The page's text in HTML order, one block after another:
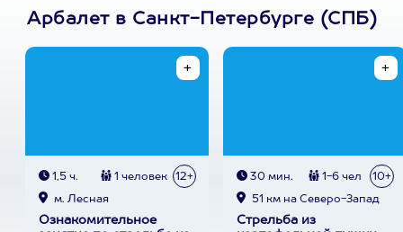
Арбалет в Санкт-Петербурге (СПБ)
1,5 ч. 1 человек 12+
м. Лесная
Ознакомительное
30 мин. 1-6 чел 10+
51 км на Северо-Запад
Стрельба из